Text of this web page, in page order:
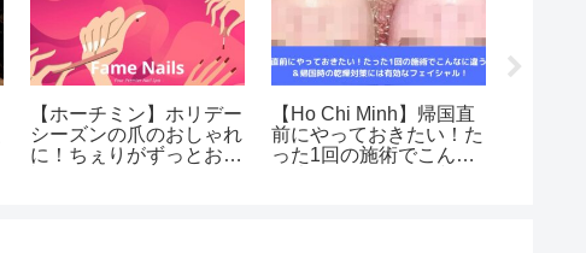
【ホーチミン】ホリデー
シーズンの爪のおしゃれ
に！ちぇりがずっとお世
【Ho Chi Minh】帰国直
前にやっておきたい！た
った1回の施術でこんな